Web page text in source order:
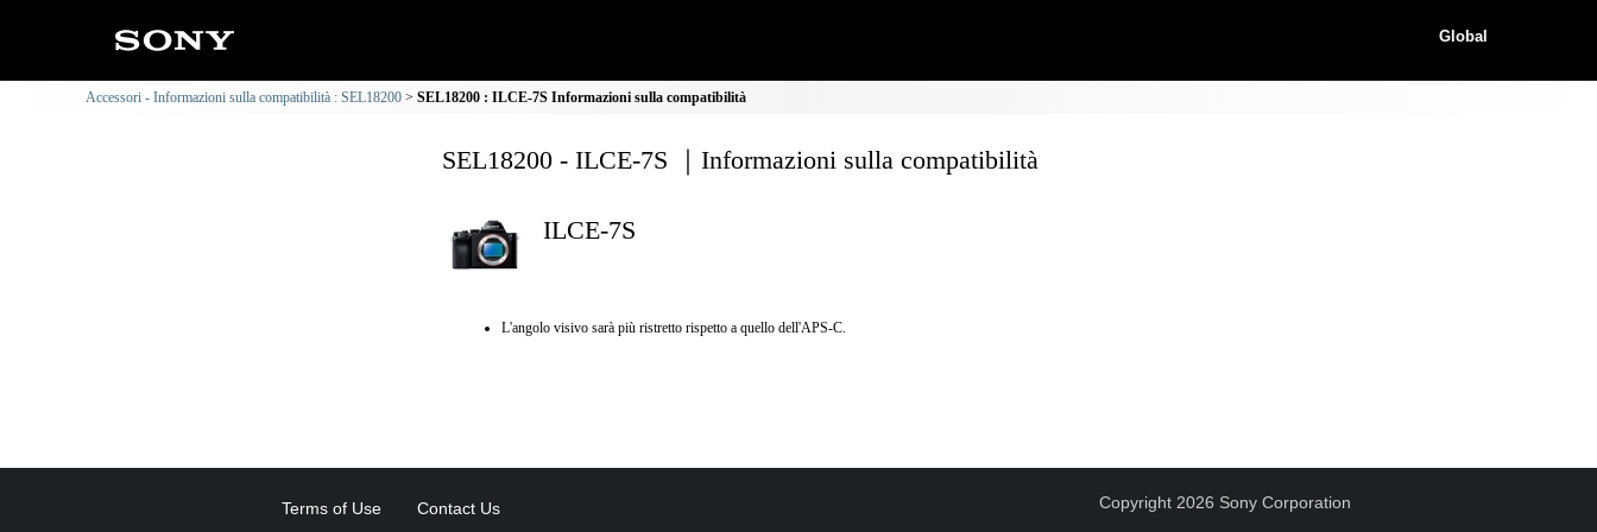
Global
Accessori - Informazioni sulla compatibilità : SEL18200 SEL18200 : ILCE-7S Informazioni sulla compatibilità
SEL18200 - ILCE-7S ｜Informazioni sulla compatibilità
ILCE-7S
L'angolo visivo sarà più ristretto rispetto a quello dell'APS-C.
Terms of Use Contact Us Copyright 2026 Sony Corporation